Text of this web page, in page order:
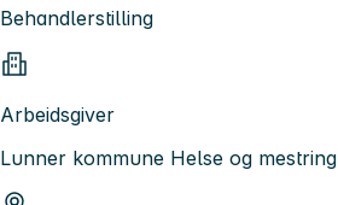
Behandlerstilling
Arbeidsgiver
Lunner kommune Helse og mestring